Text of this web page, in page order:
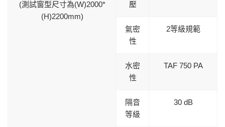
(測試窗型尺寸為(W)2000*
(H)2200mm)
壓
氣密
性
2等級規範
水密
性
TAF 750 PA
隔音
等級
30 dB